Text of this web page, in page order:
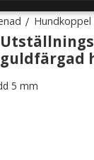
Hundkoppel
5 mm